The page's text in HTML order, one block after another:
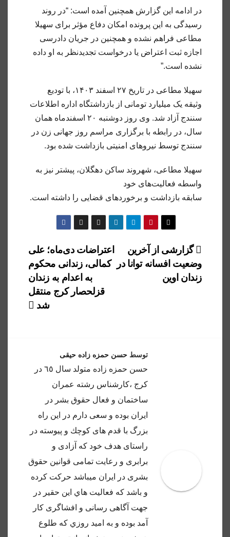
در ادامه این گزارش همچنین آمده است: “در روند
رسیدگی به این پرونده امکان دفاع مؤثر برای سهیلا
مطاعی فراهم نشده و همچنین در جریان دادرسی
اجازه ثبت اعتراض یا درخواست تجدیدنظر به او داده
نشده است.”
سهیلا مطاعی در تاریخ ۲۷ اسفند ۱۴۰۳، با تودیع
وثیقه یک میلیارد تومانی از بازداشتگاه‌ اداره اطلاعات
سنندج آزاد شد. وی روز دوشنبه ۲۰ اسفندماه همان
سال، در رابطه با برگزاری مراسم روز جهانی زن در
سنندج توسط نیروهای امنیتی بازداشت شده بود.
سهیلا مطاعی، شهروند ساکن دهگلان، پیشتر نیز به
واسطه فعالیت‌های خود
سابقه بازداشت و برخوردهای قضایی را داشته است.
راهبری
نوشته
اعتراضات دی‌ماه؛ علی
کمالی، زندانی محکوم
به اعدام به زندان
قزلحصار کرج منتقل
شد
گزارشی از آخرین
وضعیت افسانه توانا در
زندان اوین
توسط حسن حمزه زاده حیقی
حسن حمزه زاده متولد سال ٦٥ در
كرج ،كارشناس رشته عمران
ساختمان و فعال حقوق بشر در
ايران بوده و سعى دارم در اين راه
بزرگ با قدم هاى كوچك و پيوسته در
راستاى هدف خود كه آزادى و
برابرى و رعايت تمامى قوانين حقوق
بشرى در ايران ميباشد حركت كرده
و باشد كه فعاليت هاي اين حقير در
جهت آگاهى رسانى و افشاگرى كار
آمد بوده و به اميد روزي كه طلوع